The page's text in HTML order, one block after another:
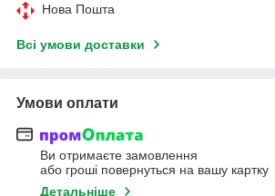
Нова Пошта
Всі умови доставки
Умови оплати
Ви отримаєте замовлення
або гроші повернуться на вашу картку
Детальніше